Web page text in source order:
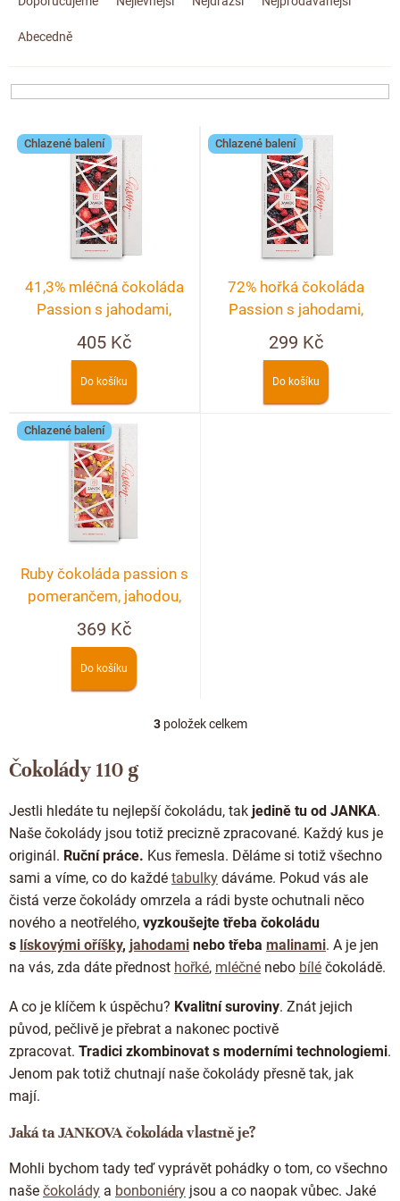
n
í
Abecedně
V Chlazené balení
41,3% mléčná čokoláda
Passion s jahodami,
malinami a fialkou
405 Kč
Do košíku
Chlazené balení
72% hořká čokoláda
Passion s jahodami,
malinami a fialkou
299 Kč
Do košíku
Chlazené balení
Ruby čokoláda passion s
pomerančem, jahodou,
pistácií a květem růže
369 Kč
Do košíku
O
a
c
í
p
r
v
k
y
v
ý
i
u
3položek celkem
Čokolády 110 g
Jestli hledáte tu nejlepší čokoládu, tak jedině tu od JANKA.
Naše čokolády jsou totiž precizně zpracované. Každý kus je
originál. Ruční práce. Kus řemesla. Děláme si totiž všechno
sami a víme, co do každé tabulky dáváme. Pokud vás ale
čistá verze čokolády omrzela a rádi byste ochutnali něco
nového a neotřelého, vyzkoušejte třeba čokoládu
s lískovými oříšky, jahodami nebo třeba malinami. A je jen
na vás, zda dáte přednost hořké, mléčné nebo bílé čokoládě.
A co je klíčem k úspěchu? Kvalitní suroviny. Znát jejich
původ, pečlivě je přebrat a nakonec poctivě
zpracovat. Tradici zkombinovat s moderními technologiemi.
Jenom pak totiž chutnají naše čokolády přesně tak, jak
mají.
Jaká ta JANKOVA čokoláda vlastně je?
Mohli bychom tady teď vyprávět pohádky o tom, co všechno
naše čokolády a bonboniéry jsou a co naopak vůbec. Jaké